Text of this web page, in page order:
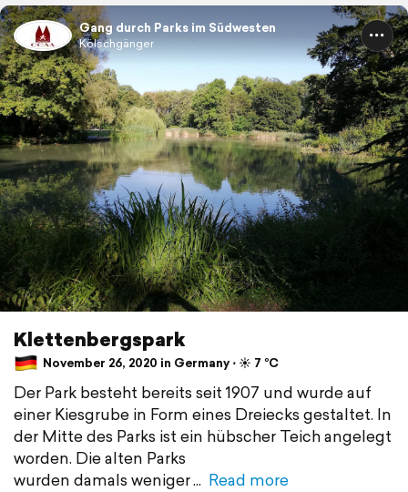
Gang durch Parks im Südwesten
Kölschgänger
Klettenbergspark
November 26, 2020 in Germany ⋅ ☀️ 7 °C
Der Park besteht bereits seit 1907 und wurde auf
einer Kiesgrube in Form eines Dreiecks gestaltet. In
der Mitte des Parks ist ein hübscher Teich angelegt
worden. Die alten Parks
wurden damals weniger
Read more